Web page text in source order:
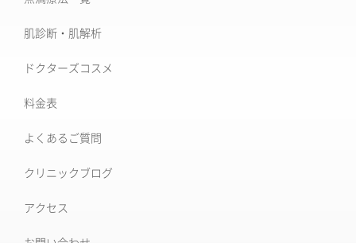
美肌治療・肌育
シミ取り治療
フォトナ6D/4D
ソフウェーブ
XERF (ザーフ)
ワンダーフェイスプロ
ルビーフラクショナル
肝斑改善集中プラン
肌診断・肌解析
ドクターズコスメ
料金表
よくあるご質問
クリニックブログ
アクセス